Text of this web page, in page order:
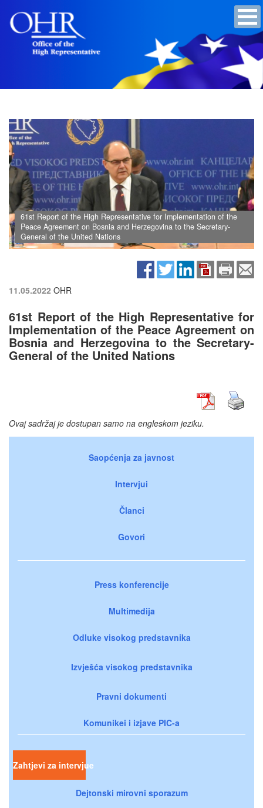
61st Report of the High Representative for Implementation of the
Peace Agreement on Bosnia and Herzegovina to the Secretary-
General of the United Nations
11.05.2022 OHR
61st Report of the High Representative for
Implementation of the Peace Agreement on
Bosnia and Herzegovina to the Secretary-
General of the United Nations
Ovaj sadržaj je dostupan samo na engleskom jeziku.
Saopćenja za javnost
Intervjui
Članci
Govori
Press konferencije
Multimedija
Odluke visokog predstavnika
Izvješća visokog predstavnika
Pravni dokumenti
Komunikei i izjave PIC-a
Zahtjevi za intervjue
Dejtonski mirovni sporazum